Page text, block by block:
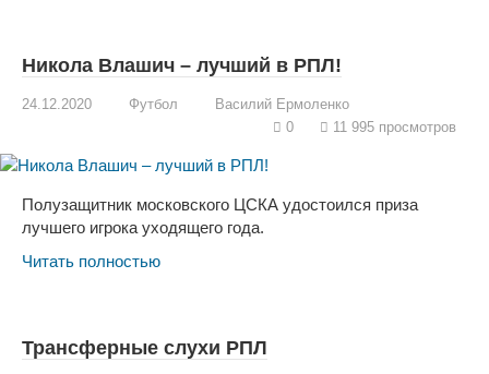
Никола Влашич – лучший в РПЛ!
24.12.2020 Футбол
Василий Ермоленко
0
11 995 просмотров
Полузащитник московского ЦСКА удостоился приза
лучшего игрока уходящего года.
Читать полностью
Трансферные слухи РПЛ